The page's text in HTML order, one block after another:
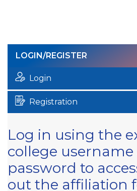
LOGIN/REGISTER
Login
Registration
Log in using the
college username
password to
out the affiliation